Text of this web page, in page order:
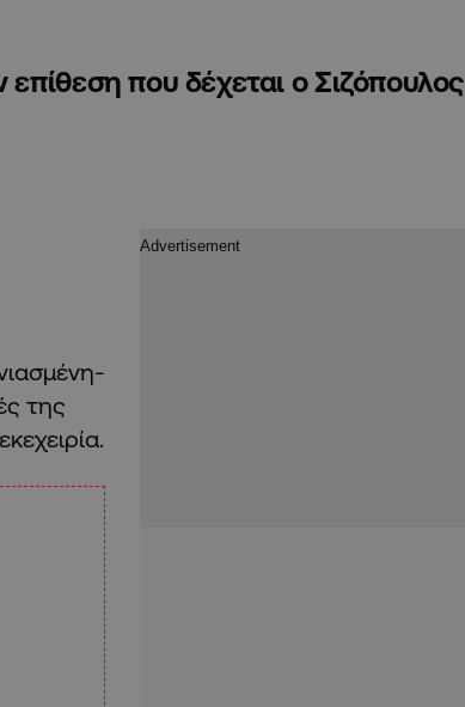
που δέχεται ο Σιζόπουλος
της